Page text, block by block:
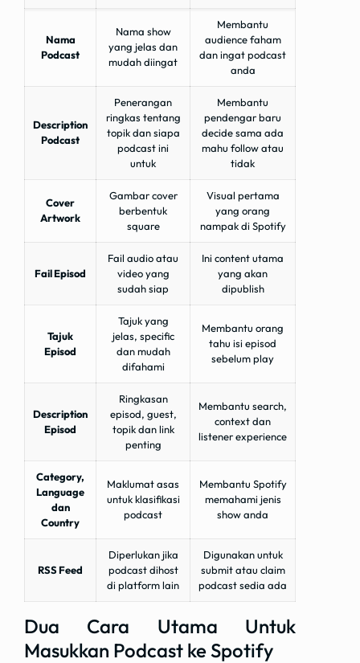
Nama
Podcast
Nama show
yang jelas dan
mudah diingat
Membantu
audience faham
dan ingat podcast
anda
Description
Podcast
Penerangan
ringkas tentang
topik dan siapa
podcast ini
untuk
Membantu
pendengar baru
decide sama ada
mahu follow atau
tidak
Cover
Artwork
Gambar cover
berbentuk
square
Visual pertama
yang orang
nampak di Spotify
Fail Episod
Fail audio atau
video yang
sudah siap
Ini content utama
yang akan
dipublish
Tajuk
Episod
Tajuk yang
jelas, specific
dan mudah
difahami
Membantu orang
tahu isi episod
sebelum play
Description
Episod
Ringkasan
episod, guest,
topik dan link
penting
Membantu search,
context dan
listener experience
Category,
Language
dan
Country
Maklumat asas
untuk klasifikasi
podcast
Membantu Spotify
memahami jenis
show anda
RSS Feed
Diperlukan jika
podcast dihost
di platform lain
Digunakan untuk
submit atau claim
podcast sedia ada
Dua Cara Utama Untuk
Masukkan Podcast ke Spotify